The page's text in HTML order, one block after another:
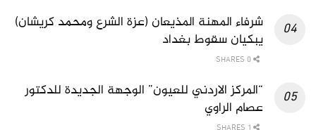
شرفاء المهنة المذيعان (عزة الشرع ومحمد كريشان)
يبكيان سقوط بغداد
0 SHARES
“المركز الاردني للعيون” الوجهة الجديدة للدكتور
عصام الراوي